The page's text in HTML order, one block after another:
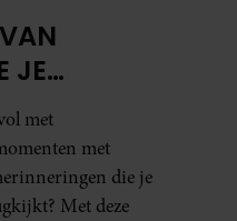
JE
BINNEN
met
met
die je
Met deze